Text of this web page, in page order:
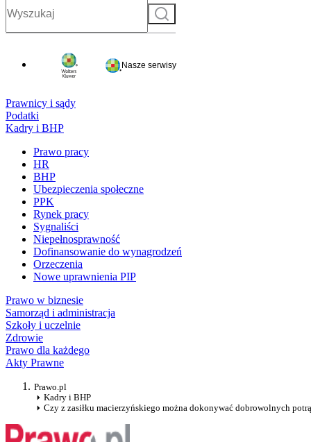
Szukaj
Nasze serwisy
Prawnicy i sądy
Podatki
Kadry i BHP
Prawo pracy
HR
BHP
Ubezpieczenia społeczne
PPK
Rynek pracy
Sygnaliści
Niepełnosprawność
Dofinansowanie do wynagrodzeń
Orzeczenia
Nowe uprawnienia PIP
Prawo w biznesie
Samorząd i administracja
Szkoły i uczelnie
Zdrowie
Prawo dla każdego
Akty Prawne
Prawo.pl
Kadry i BHP
Czy z zasiłku macierzyńskiego można dokonywać dobrowolnych